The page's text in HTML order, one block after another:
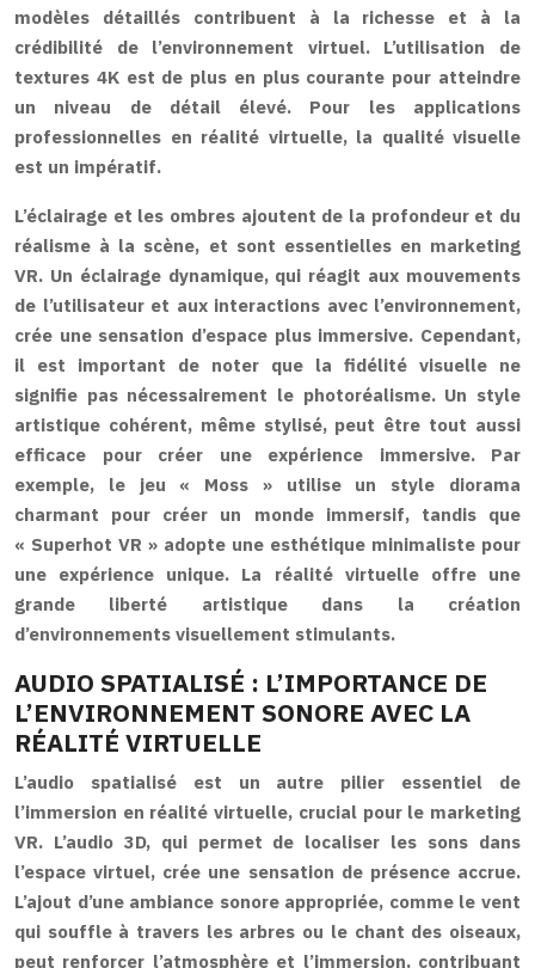
modèles détaillés contribuent à la richesse et à la
crédibilité de l’environnement virtuel. L’utilisation de
textures 4K est de plus en plus courante pour atteindre
un niveau de détail élevé. Pour les applications
professionnelles en réalité virtuelle, la qualité visuelle
est un impératif.
L’éclairage et les ombres ajoutent de la profondeur et du
réalisme à la scène, et sont essentielles en marketing
VR. Un éclairage dynamique, qui réagit aux mouvements
de l’utilisateur et aux interactions avec l’environnement,
crée une sensation d’espace plus immersive. Cependant,
il est important de noter que la fidélité visuelle ne
signifie pas nécessairement le photoréalisme. Un style
artistique cohérent, même stylisé, peut être tout aussi
efficace pour créer une expérience immersive. Par
exemple, le jeu « Moss » utilise un style diorama
charmant pour créer un monde immersif, tandis que
« Superhot VR » adopte une esthétique minimaliste pour
une expérience unique. La réalité virtuelle offre une
grande liberté artistique dans la création
d’environnements visuellement stimulants.
AUDIO SPATIALISÉ : L’IMPORTANCE DE
L’ENVIRONNEMENT SONORE AVEC LA
RÉALITÉ VIRTUELLE
L’audio spatialisé est un autre pilier essentiel de
l’immersion en réalité virtuelle, crucial pour le marketing
VR. L’audio 3D, qui permet de localiser les sons dans
l’espace virtuel, crée une sensation de présence accrue.
L’ajout d’une ambiance sonore appropriée, comme le vent
qui souffle à travers les arbres ou le chant des oiseaux,
peut renforcer l’atmosphère et l’immersion, contribuant